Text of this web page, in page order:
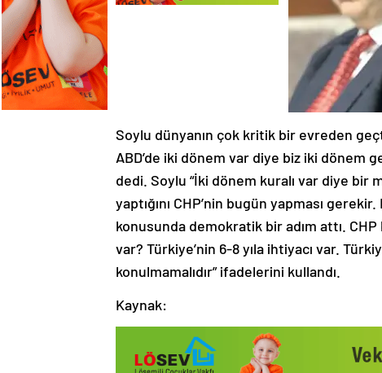
Soylu dünyanın çok kritik bir evreden
ABD’de iki dönem var diye biz iki dönem
dedi. Soylu “İki dönem kuralı var diye bir
yaptığını CHP’nin bugün yapması
konusunda demokratik bir adım attı.
var? Türkiye’nin 6-8 yıla ihtiyacı var.
konulmamalıdır” ifadelerini kullandı.
Kaynak: